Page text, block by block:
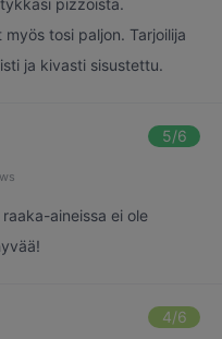
pizzoista.
tosi paljon. Tarjoilija
ja kivasti sisustettu.
5/6
aineissa ei ole
4/6